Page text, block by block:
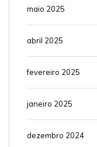
maio 2025
abril 2025
fevereiro 2025
janeiro 2025
dezembro 2024